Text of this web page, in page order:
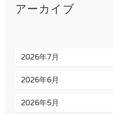
アーカイブ
2026年7月
2026年6月
2026年5月